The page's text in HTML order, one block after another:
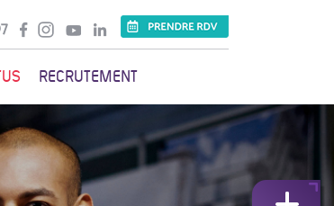
RECRUTEMENT